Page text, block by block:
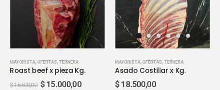
MAYORISTA OFERTAS TERNERA
Roast beef x pieza Kg.
$15.500,00 $ 15.000,00
MAYORISTA OFERTAS TERNERA
Asado Costillar x Kg.
$ 18.500,00